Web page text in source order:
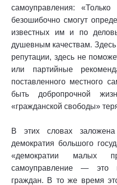
самоуправления:
безошибочно смогут
известных им и по
душевным качествам.
репутации, здесь не
или партийные
поставленного местного
быть добропрочной
«гражданской свободы»
В этих словах
демократия большого
«демократии малых
самоуправление — это
граждан. В то же время